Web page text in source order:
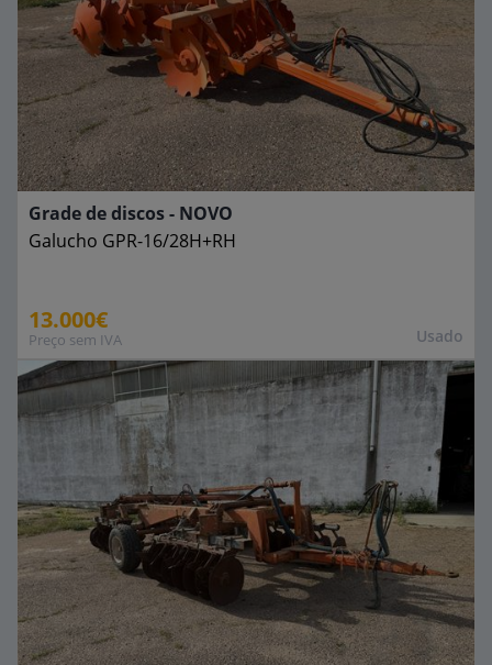
Usado
Grade de discos - NOVO
Galucho GPR-16/28H+RH
13.000€
Preço sem IVA